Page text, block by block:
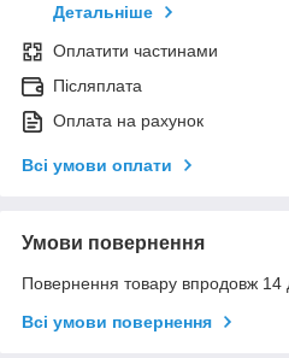
Детальніше
Оплатити частинами
Післяплата
Оплата на рахунок
Всі умови оплати
Умови повернення
Повернення товару впродовж 14
Всі умови повернення